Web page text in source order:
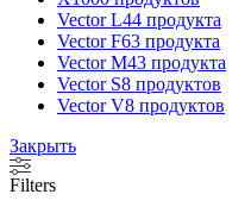
Vector L44 продукта
Vector F63 продукта
Vector M43 продукта
Vector S8 продуктов
Vector V8 продуктов
Закрыть
Filters